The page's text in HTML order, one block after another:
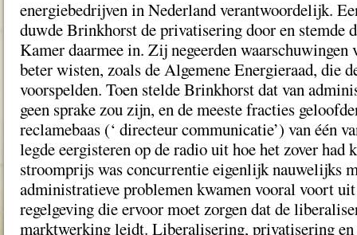
energiebedrijven in Nederland verantwoordelijk.
duwde Brinkhorst de privatisering door en stemde
Kamer daarmee in. Zij negeerden waarschuwingen
beter wisten, zoals de Algemene Energieraad, die
voorspelden. Toen stelde Brinkhorst dat van
geen sprake zou zijn, en de meeste fracties
reclamebaas (‘ directeur communicatie’) van één
legde eergisteren op de radio uit hoe het zover had
stroomprijs was concurrentie eigenlijk nauwelijks
administratieve problemen kwamen vooral voort
regelgeving die ervoor moet zorgen dat de
marktwerking leidt. Liberalisering, privatisering